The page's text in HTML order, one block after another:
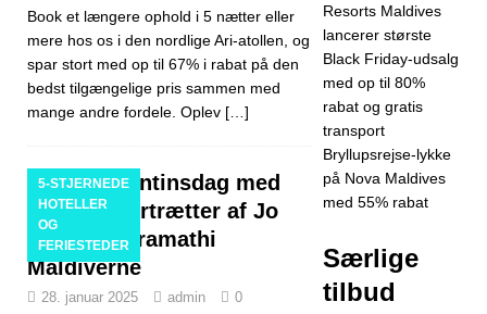
[24. november
Vakkaru
Maldiverne
5-STJERNEDE
Book et længere ophold i 5 nætter eller
mere hos os i den nordlige Ari-atollen, og
spar stort med op til 67% i rabat på den
bedst tilgængelige pris sammen med
mange andre fordele. Oplev […]
5-STJERNEDE
HOTELLER
OG
FERIESTEDER
Fejr Valentinsdag med
levende portrætter af Jo
Bird på Kuramathi
Maldiverne
28. januar 2025 admin 0
Resorts Maldives
lancerer største
Black Friday-udsalg
med op til 80%
rabat og gratis
transport
Bryllupsrejse-lykke
på Nova Maldives
med 55% rabat
Særlige
tilbud